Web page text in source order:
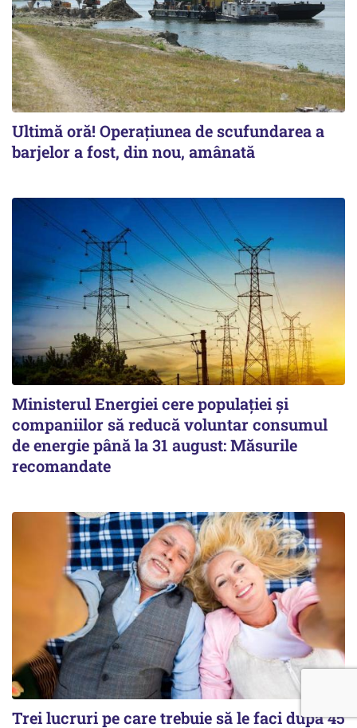
Ultimă oră! Operațiunea de scufundarea a
barjelor a fost, din nou, amânată
Ministerul Energiei cere populației și
companiilor să reducă voluntar consumul
de energie până la 31 august: Măsurile
recomandate
Trei lucruri pe care trebuie să le faci după 45